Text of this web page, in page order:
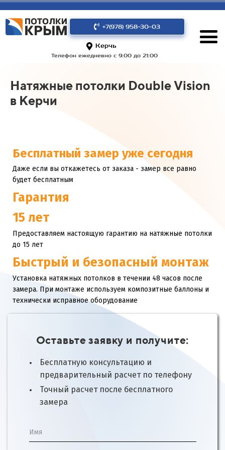
+7(978) 958-30-03
Керчь
Телефон ежедневно с 9:00 до 21:00
Натяжные потолки Double Vision
в Керчи
Бесплатный замер уже сегодня
Даже если вы откажетесь от заказа - замер все равно
будет бесплатным
Гарантия
15 лет
Предоставляем настоящую гарантию на натяжные потолки
до 15 лет
Быстрый и безопасный монтаж
Установка натяжных потолков в течении 48 часов после
замера. При монтаже используем композитные баллоны и
технически исправное оборудование
Оставьте заявку и получите:
Бесплатную консультацию и
предварительный расчет по телефону
Точный расчет после бесплатного
замера
Имя